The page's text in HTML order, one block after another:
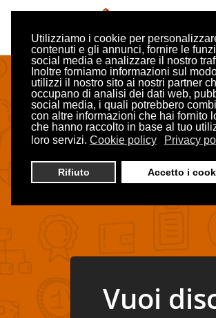
Utilizziamo i cookie per
contenuti e gli annunci, fornire le
social media e analizzare il nostro
Inoltre forniamo informazioni sul
utilizzi il nostro sito ai nostri partner
occupano di analisi dei dati web,
social media, i quali potrebbero
con altre informazioni che hai fornito
che hanno raccolto in base al tuo
loro servizi. Cookie policy Privacy
Rifiuto Accetto i
Home E-commerce
Vuoi